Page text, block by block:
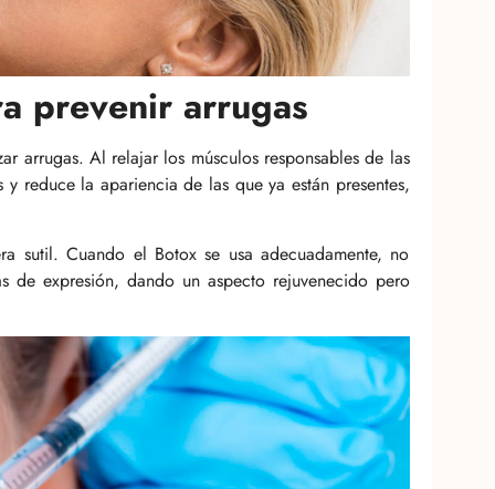
prevenir arrugas
arrugas. Al relajar los músculos responsables de las
reduce la apariencia de las que ya están presentes,
sutil. Cuando el Botox se usa adecuadamente, no
de expresión, dando un aspecto rejuvenecido pero